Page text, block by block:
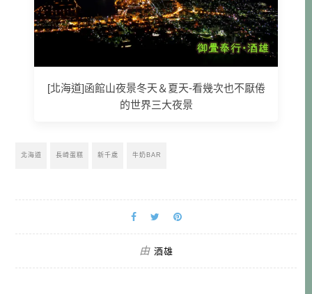
[北海道]函館山夜景冬天＆夏天-看幾次也不厭倦
的世界三大夜景
北海道 長崎蛋糕 新千歲 牛奶BAR
由 酒雄